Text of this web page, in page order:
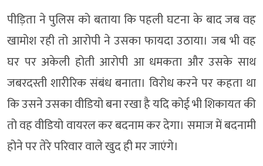
पीड़िता ने पुलिस को बताया कि पहली घटना के बाद जब वह
खामोश रही तो आरोपी ने उसका फायदा उठाया। जब भी वह
घर पर अकेली होती आरोपी आ धमकता और उसके साथ
जबरदस्ती शारीरिक संबंध बनाता। विरोध करने पर कहता था
कि उसने उसका वीडियो बना रखा है यदि कोई भी शिकायत की
तो वह वीडियो वायरल कर बदनाम कर देगा। समाज में बदनामी
होने पर तेरे परिवार वाले खुद ही मर जाएंगे।